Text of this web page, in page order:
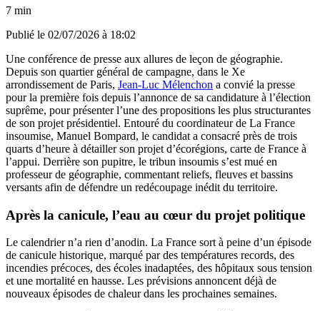
7 min
Publié le 02/07/2026 à 18:02
Une conférence de presse aux allures de leçon de géographie.
Depuis son quartier général de campagne, dans le Xe
arrondissement de Paris, Jean-Luc Mélenchon a convié la presse
pour la première fois depuis l’annonce de sa candidature à l’élection
suprême, pour présenter l’une des propositions les plus structurantes
de son projet présidentiel. Entouré du coordinateur de La France
insoumise, Manuel Bompard, le candidat a consacré près de trois
quarts d’heure à détailler son projet d’écorégions, carte de France à
l’appui. Derrière son pupitre, le tribun insoumis s’est mué en
professeur de géographie, commentant reliefs, fleuves et bassins
versants afin de défendre un redécoupage inédit du territoire.
Après la canicule, l’eau au cœur du projet politique
Le calendrier n’a rien d’anodin. La France sort à peine d’un épisode
de canicule historique, marqué par des températures records, des
incendies précoces, des écoles inadaptées, des hôpitaux sous tension
et une mortalité en hausse. Les prévisions annoncent déjà de
nouveaux épisodes de chaleur dans les prochaines semaines.